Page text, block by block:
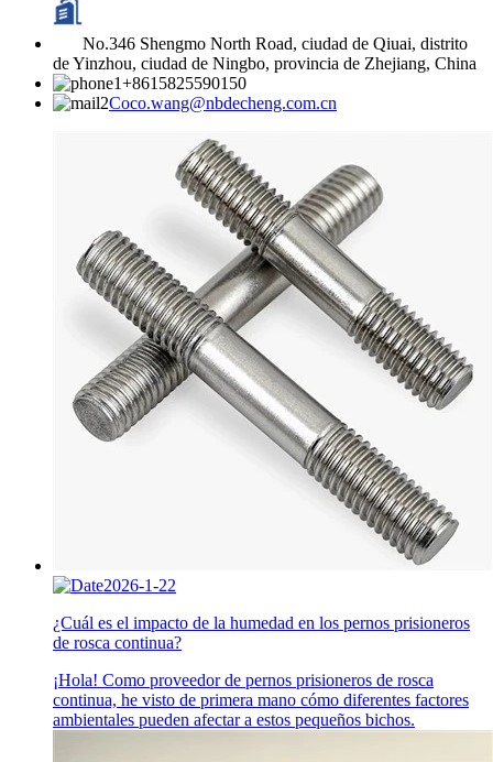
No.346 Shengmo North Road, ciudad de Qiuai, distrito
de Yinzhou, ciudad de Ningbo, provincia de Zhejiang, China
+8615825590150
Coco.wang@nbdecheng.com.cn
2026-1-22
¿Cuál es el impacto de la humedad en los pernos prisioneros
de rosca continua?
¡Hola! Como proveedor de pernos prisioneros de rosca
continua, he visto de primera mano cómo diferentes factores
ambientales pueden afectar a estos pequeños bichos.